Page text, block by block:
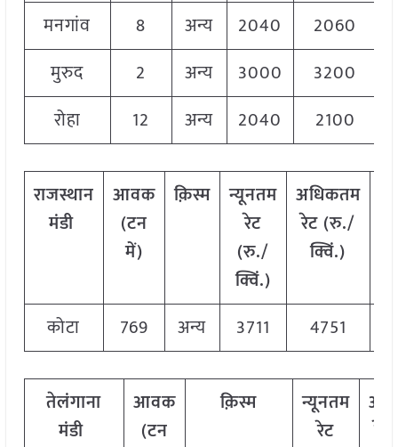
मनगांव
8 अन्य 2040 2060
मुरुद
2 अन्य 3000 3200
रोहा
12 अन्य 2040 2100
राजस्थान
मंडी
आवक
(टन
में)
क़िस्म
न्यूनतम
रेट
(रु./
क्विं.)
अधिकतम
रेट (रु./
क्विं.)
कोटा
769 अन्य 3711 4751
तेलंगाना
मंडी
आवक
(टन
क़िस्म
न्यूनतम
रेट